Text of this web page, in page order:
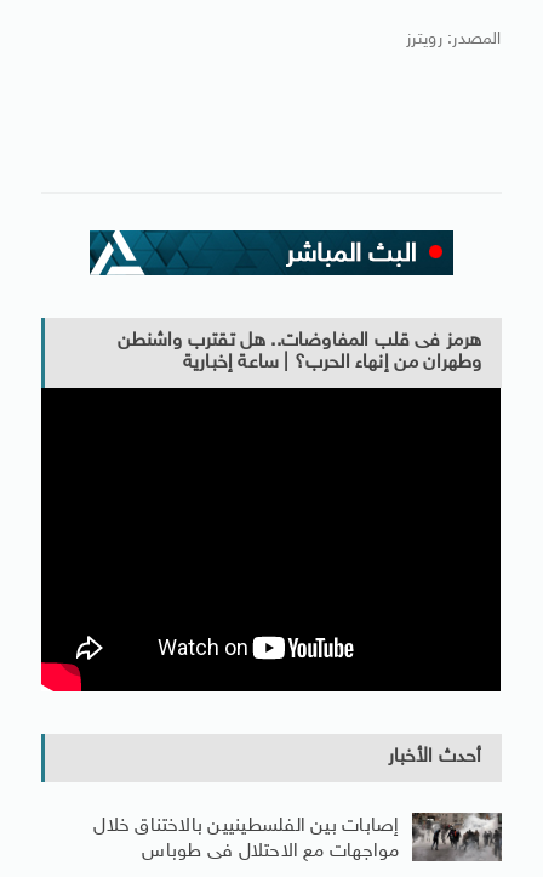
المصدر: رويترز
هرمز فى قلب المفاوضات.. هل تقترب واشنطن
وطهران من إنهاء الحرب؟ | ساعة إخبارية
أحدث الأخبار
إصابات بين الفلسطينيين بالاختناق خلال
مواجهات مع الاحتلال فى طوباس